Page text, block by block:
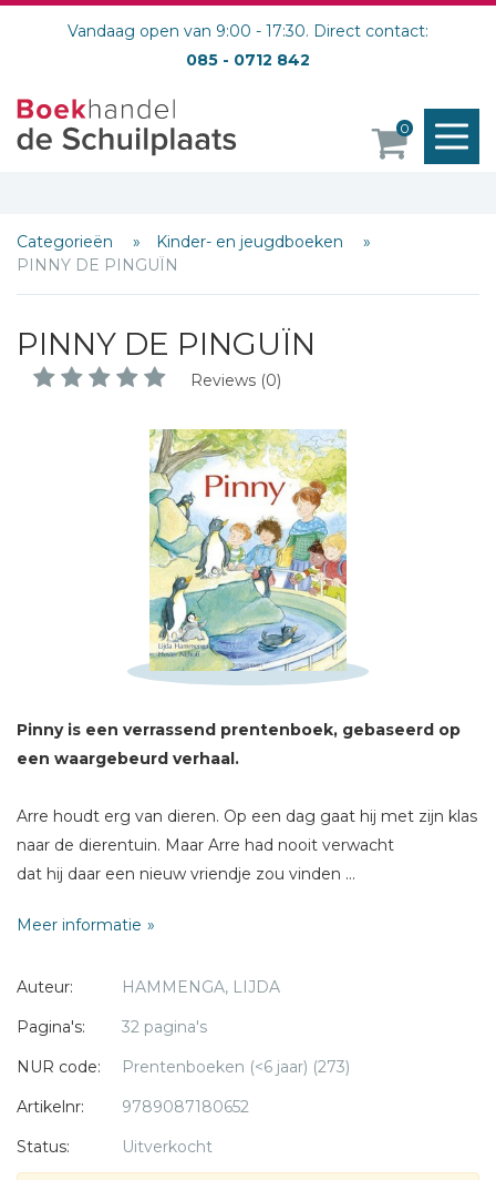
Vandaag open van 9:00 - 17:30. Direct contact:
085 - 0712 842
0
Categorieën
Kinder- en jeugdboeken
PINNY DE PINGUÏN
PINNY DE PINGUÏN
Reviews (0)
Pinny is een verrassend prentenboek, gebaseerd op
een waargebeurd verhaal.
Arre houdt erg van dieren. Op een dag gaat hij met zijn klas
naar de dierentuin. Maar Arre had nooit verwacht
dat hij daar een nieuw vriendje zou vinden ...
Meer informatie
Auteur:
HAMMENGA, LIJDA
Pagina's:
32 pagina's
NUR code:
Prentenboeken (<6 jaar) (273)
Artikelnr:
9789087180652
Status:
Uitverkocht
Schrijf hieronder je review!
Bericht *
* = verplicht